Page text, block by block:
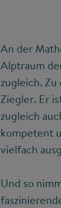
An der
Alptraum
zugleich.
Ziegler. Er
zugleich
kompetent
vielfach
Und so